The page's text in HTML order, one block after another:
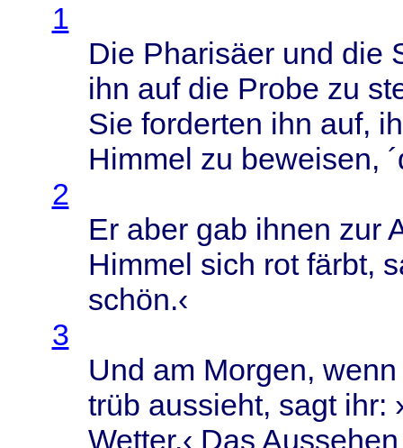
1
Die Pharisäerund die
ihn auf die Probe zu
Sie forderten ihn auf,
Himmel zu beweisen, ´
2
Er abergab ihnen zur
Himmel sich rot färbt,
schön.‹
3
Und am Morgen, wenn
trüb aussieht, sagtihr:
Wetter.‹ Das Aussehen